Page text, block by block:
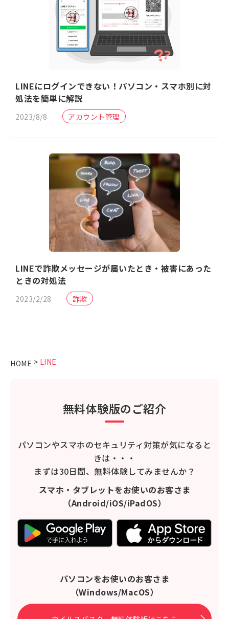
LINEにログインできない！パソコン・スマホ別に対
処法を簡単に解説
2023/8/8 アカウント管理
LINEで詐欺メッセージが届いたとき・被害にあった
ときの対処法
2023/2/28 詐欺
HOME > LINE
無料体験版のご紹介
パソコンやスマホのセキュリティ対策が気になると
きは・・・
まずは30日間、無料体験してみませんか？
スマホ・タブレットをお使いのお客さま
（Android/iOS/iPadOS）
パソコンをお使いのお客さま
（Windows/MacOS）